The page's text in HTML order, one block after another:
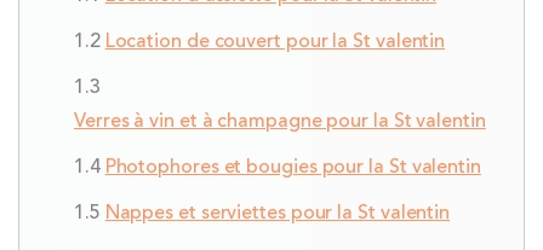
Location de couvert pour la St valentin
Verres à vin et à champagne pour la St valentin
Photophores et bougies pour la St valentin
Nappes et serviettes pour la St valentin